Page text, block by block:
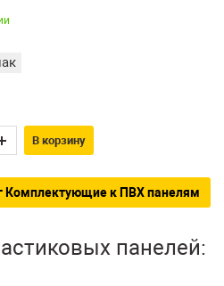
В корзину
Комплектующие к ПВХ панелям
панелей: